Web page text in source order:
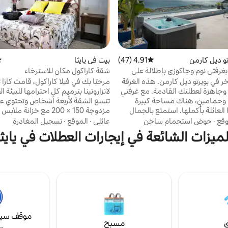
ديل كارمن متوسط التقييم 4.91 من 5، 47 مراجعات
4.91 (47)
نوم وجاكوزي بإطلالة على
في بويرتو ديل كارمن. هذه الغرفة
وجاهزة لعطلتك القادمة. مع غرفتي
وحمامين، هناك مساحة كبيرة
بأكملها. استمتع بالجمال
الخلاب! استمتع بإطلالات غير
مثقلة بزاوية 180 درجة على ميناء بتو ديل كارمن
وجزيرة فويرتيفنتورا المجاورة
عند دخولك إلى البنتهاوس، اسمح
على المحيط أن تبهرك. مع
البحر من كل غرفة، تشاهد هذه
· حوض استحمام ساخن
بيت في يايثا
شقة كاراكول مكان للاسترخاء
مرحبًا بك في فيلا كاراكول، قامت كازا
لانزاروتينا بترميم كل احترامها للبيئة
تتسع الشقة لأربعة
مزدوجة 150 × 200 مع خزانة
سرير أريكة 135 × 200
وتلفزيون مسطح 45بوصة وواي
ومنطقة للاسترخاء في الشرفة
عائلي · الموقع · تسجيل المغادرة
الشائعة في إيجارات العطلات في
مسبح
موقف